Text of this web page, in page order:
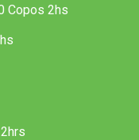
Copos 2hs